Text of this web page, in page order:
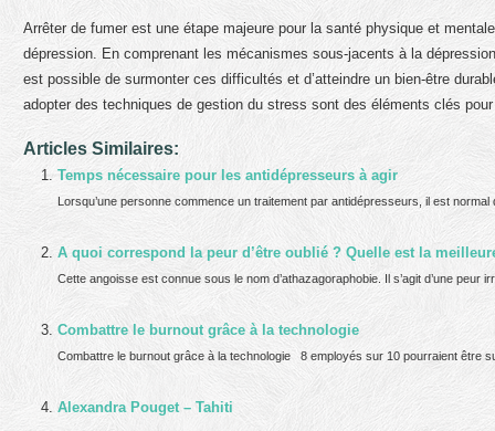
Arrêter de fumer est une étape majeure pour la santé physique et
dépression. En comprenant les mécanismes sous-jacents à la
est possible de surmonter ces difficultés et d’atteindre un bien-être
adopter des techniques de gestion du stress sont des éléments clés
Articles Similaires:
Temps nécessaire pour les antidépresseurs à agir
Lorsqu’une personne commence un traitement par antidépresseurs, il est
A quoi correspond la peur d’être oublié ? Quelle est la
Cette angoisse est connue sous le nom d’athazagoraphobie. Il s’agit d’une peur
Combattre le burnout grâce à la technologie
Combattre le burnout grâce à la technologie 8 employés sur 10 pourraient être
Alexandra Pouget – Tahiti